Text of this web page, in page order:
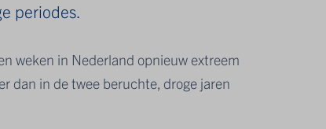
periodes.
weken in Nederland opnieuw extreem
dan in de twee beruchte, droge jaren